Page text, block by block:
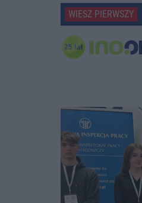
WIESZ PIERWSZY